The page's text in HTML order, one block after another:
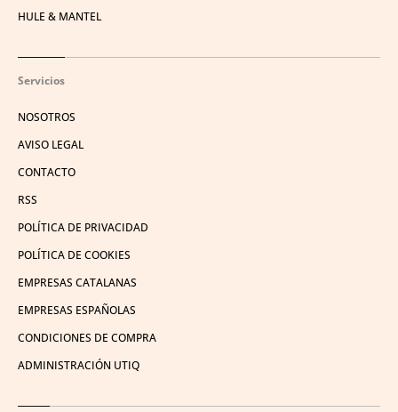
HULE & MANTEL
Servicios
NOSOTROS
AVISO LEGAL
CONTACTO
RSS
POLÍTICA DE PRIVACIDAD
POLÍTICA DE COOKIES
EMPRESAS CATALANAS
EMPRESAS ESPAÑOLAS
CONDICIONES DE COMPRA
ADMINISTRACIÓN UTIQ